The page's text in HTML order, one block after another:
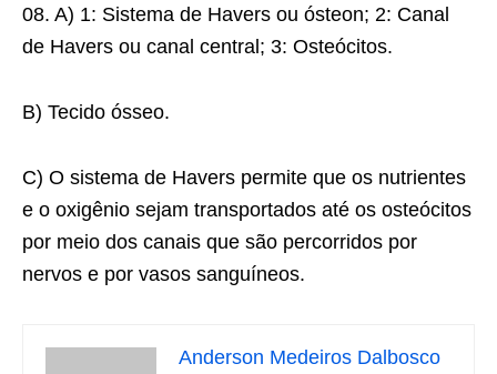
08. A) 1: Sistema de Havers ou ósteon; 2: Canal
de Havers ou canal central; 3: Osteócitos.
B) Tecido ósseo.
C) O sistema de Havers permite que os nutrientes
e o oxigênio sejam transportados até os osteócitos
por meio dos canais que são percorridos por
nervos e por vasos sanguíneos.
Anderson Medeiros Dalbosco